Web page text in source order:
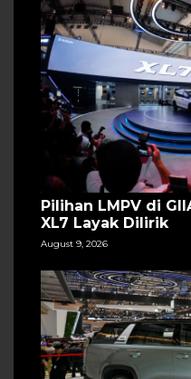
Pilihan LMPV di
XL7 Layak Dilirik
August 9, 2026